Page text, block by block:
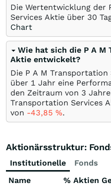
Die Wertentwicklung der
Services Aktie über 30
Chart
Wie hat sich die P A M
Aktie entwickelt?
Die P A M
über 1 Jahr eine
den Zeitraum von 3
Transportation Services
von -43,85 %.
Aktionärsstruktur:
Institutionelle
Fonds
Name
% Aktien